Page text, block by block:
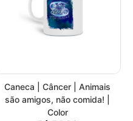
Caneca | Leão | Leão vegan?
Prazer, eu! | Color
R$ 54,90
3x de R$ 18,30sem juros